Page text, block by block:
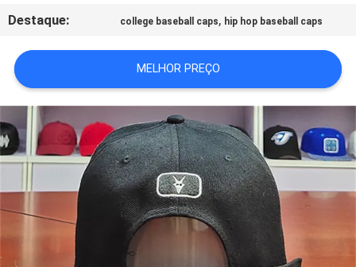
NOTÍCIA
CASOS
MAPA
DO
SITE
PRIVACY
Destaque: college baseball caps, hip hop baseball caps
MELHOR PREÇO